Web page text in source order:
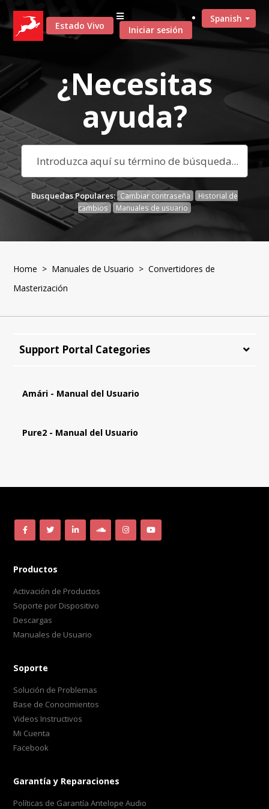
Estado Vivo
Spanish
Iniciar sesión
¿Necesitas
ayuda?
Busquedas Populares: Cambiar contraseña
Historial de
cambios
Manuales de usuario
Home > Manuales de Usuario > Convertidores de
Masterización
Support Portal Categories
Amári - Manual del Usuario
Pure2 - Manual del Usuario
Productos
Activación de Productos
Soporte por Dispositivo
Descargas
Manuales de Usuario
Soporte
Solución de Problemas
Base de Conocimientos
Videos Instructivos
Mi Cuenta
Facebook
Garantía y Reparaciones
Políticas de Garantía Antelope Audio